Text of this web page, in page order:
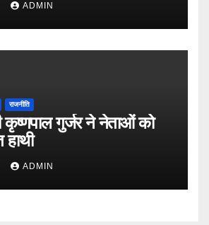
ADMIN
राजनीति
कृष्णपाल गुर्जर ने नेताओं को
हाथी
ADMIN